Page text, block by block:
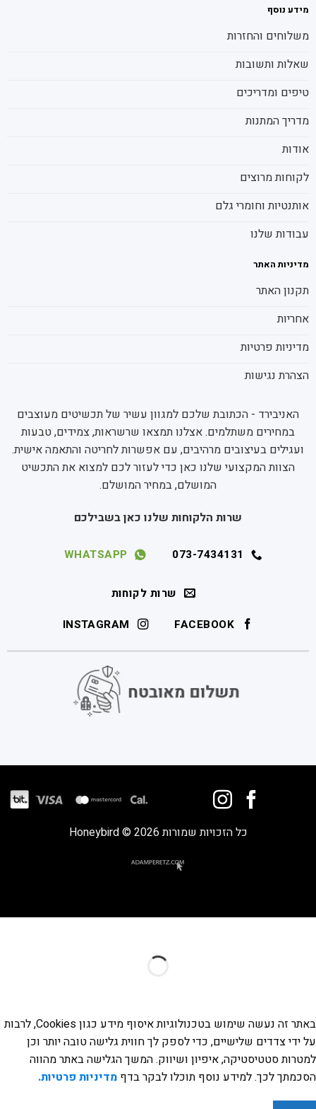
מידע נוסף
משלוחים והחזרות
שאלות ותשובות
טיפים ומדריכים
מדריך המתנות
אודות
לקוחות מרוצים
אותנטיות וחומרי גלם
עבודות שלנו
מדיניות האתר
תקנון האתר
אחריות
מדיניות פרטיות
הצהרת נגישות
האניבירד - הכתובת שלכם למגוון עשיר של תכשיטים מעוצבים
במחירים משתלמים. אצלנו תמצאו שרשראות, צמידים, טבעות
ועגילים בעיצובים מרהיבים, עם אפשרות לחריטה והתאמה אישית.
הצוות המקצועי שלנו כאן כדי לעזור לכם למצוא את התכשיט
המושלם, במחיר המושלם.
שרות הלקוחות שלנו כאן בשבילכם
073-7434131
WHATSAPP
שרות לקוחות
FACEBOOK
INSTAGRAM
כל הזכויות שמורות 2026 © Honeybird
באתר זה נעשה שימוש בטכנולוגיות איסוף מידע כגון Cookies, לרבות
על ידי צדדים שלישיים, כדי לספק לך חווית גלישה טובה יותר וכן
למטרות סטטיסטיקה, איפיון ושיווק. המשך הגלישה באתר מהווה
הסכמתך לכך. למידע נוסף תוכלו לבקר בדף מדיניות פרטיות.